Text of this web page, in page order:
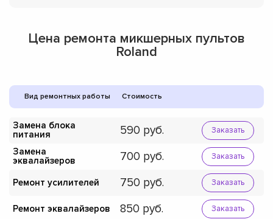
Цена ремонта микшерных пультов
Roland
Вид ремонтных работы Стоимость
Замена блока
питания
590 Заказать
Замена
эквалайзеров
700 Заказать
Ремонт усилителей 750 Заказать
Ремонт эквалайзеров 850 Заказать